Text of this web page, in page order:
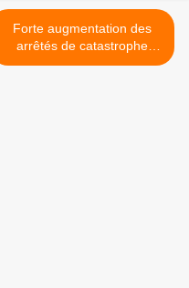
Forte augmentation des
arrêtés de catastrophe
naturelle >